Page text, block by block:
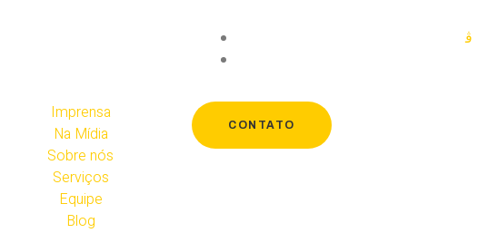
Imprensa
Na Mídia
Sobre nós
Serviços
Equipe
Blog
CONTATO